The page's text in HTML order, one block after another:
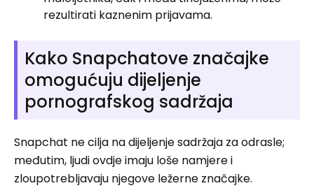
rezultirati kaznenim prijavama.
Kako Snapchatove značajke
omogućuju dijeljenje
pornografskog sadržaja
Snapchat ne cilja na dijeljenje sadržaja za odrasle;
međutim, ljudi ovdje imaju loše namjere i
zloupotrebljavaju njegove ležerne značajke.